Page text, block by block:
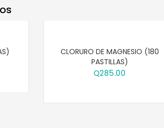
CLORURO DE MAGNESIO (180
PASTILLAS)
Q285.00